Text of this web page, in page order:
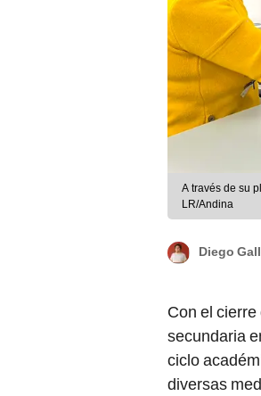
A través de su
LR/Andina
Diego
Con el cierre
secundaria
ciclo
diversas